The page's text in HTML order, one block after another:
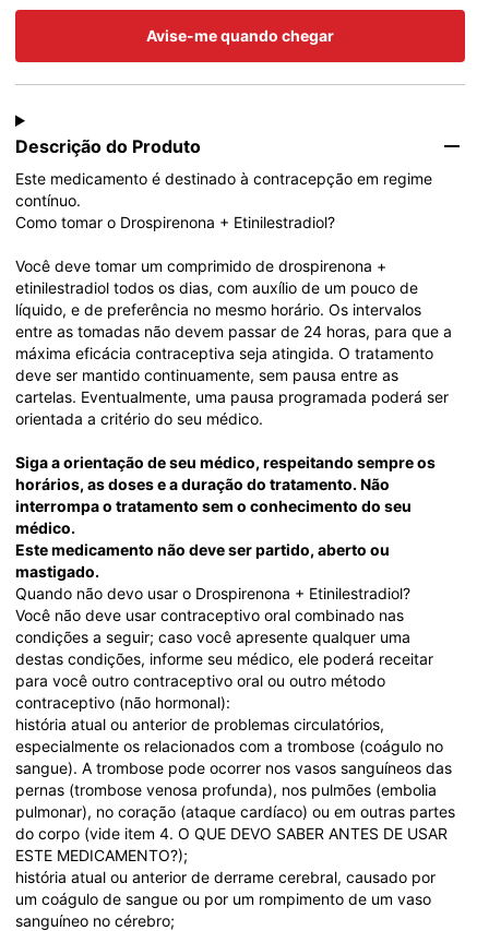
Avise-me quando chegar
Descrição do Produto
Este medicamento é destinado à contracepção em regime
contínuo.
Como tomar o Drospirenona + Etinilestradiol?
Você deve tomar um comprimido de drospirenona +
etinilestradiol todos os dias, com auxílio de um pouco de
líquido, e de preferência no mesmo horário. Os intervalos
entre as tomadas não devem passar de 24 horas, para que a
máxima eficácia contraceptiva seja atingida. O tratamento
deve ser mantido continuamente, sem pausa entre as
cartelas. Eventualmente, uma pausa programada poderá ser
orientada a critério do seu médico.
Siga a orientação de seu médico, respeitando sempre os
horários, as doses e a duração do tratamento. Não
interrompa o tratamento sem o conhecimento do seu
médico.
Este medicamento não deve ser partido, aberto ou
mastigado.
Quando não devo usar o Drospirenona + Etinilestradiol?
Você não deve usar contraceptivo oral combinado nas
condições a seguir; caso você apresente qualquer uma
destas condições, informe seu médico, ele poderá receitar
para você outro contraceptivo oral ou outro método
contraceptivo (não hormonal):
história atual ou anterior de problemas circulatórios,
especialmente os relacionados com a trombose (coágulo no
sangue). A trombose pode ocorrer nos vasos sanguíneos das
pernas (trombose venosa profunda), nos pulmões (embolia
pulmonar), no coração (ataque cardíaco) ou em outras partes
do corpo (vide item 4. O QUE DEVO SABER ANTES DE USAR
ESTE MEDICAMENTO?);
história atual ou anterior de derrame cerebral, causado por
um coágulo de sangue ou por um rompimento de um vaso
sanguíneo no cérebro;